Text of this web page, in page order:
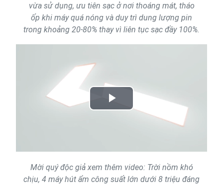
vừa sử dụng, ưu tiên sạc ở nơi thoáng mát, tháo
ốp khi máy quá nóng và duy trì dung lượng pin
trong khoảng 20-80% thay vì liên tục sạc đầy 100%.
Play
Mời quý độc giả xem thêm video: Trời nồm khó
chịu, 4 máy hút ẩm công suất lớn dưới 8 triệu đáng